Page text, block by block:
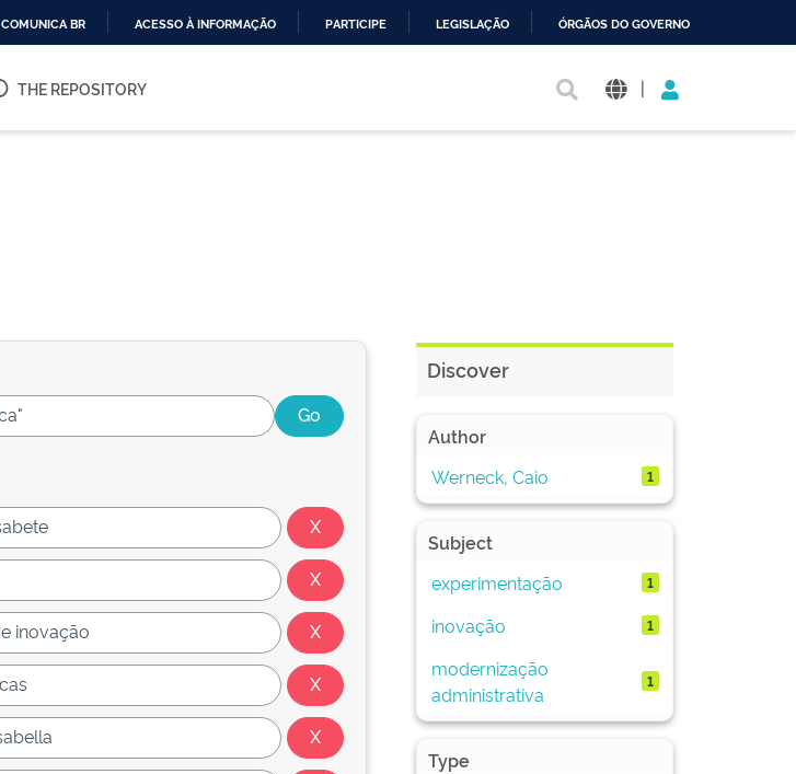
O
COMUNICA BR ACESSO À INFORMAÇÃO PARTICIPE LEGISLAÇÃO ÓRGÃOS DO GOVERNO
THE REPOSITORY |
Discover
Author
Werneck, Caio
1
Subject
experimentação
1
inovação 1
modernização
administrativa
1
Type